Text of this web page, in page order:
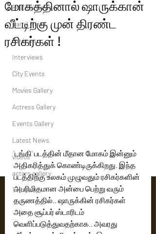
Political News
Tamil News
Reviews
Interviews
City Events
Movies Gallery
Actress Gallery
Events Gallery
Latest News
videos
actors gallery
Tv news
மோகத்தினால் ஷாருக்கான்
வீட்டிற்கு முன் திரண்ட
ரசிகர்கள் !
'டங்கி' படத்தின் மீதான மோகம் இன்னும்
அதிகரித்துக் கொண்டிருக்கிறது. இந்த
படத்திற்கு உலகம் முழுவதும் ரசிகர்களின்
அபரிமிதமான அன்பை பெற்று வரும்
தருணத்தில்.. ஷாருக்கின் ரசிகர்கள்
அதை சூப்பர் ஸ்டாரிடம்
வெளிப்படுத்துவதற்காக.. அவரது